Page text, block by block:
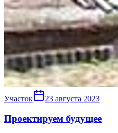
Участок 23 августа 2023
Проектируем будущее